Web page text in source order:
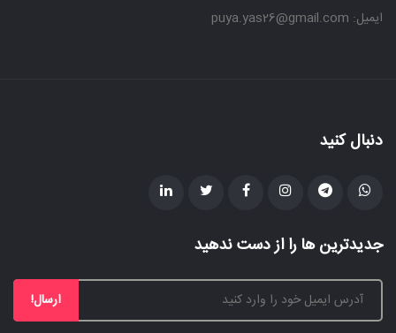
ایمیل: puya.yas26@gmail.com
دنبال کنید
جدیدترین ها را از دست ندهید
ارسال!